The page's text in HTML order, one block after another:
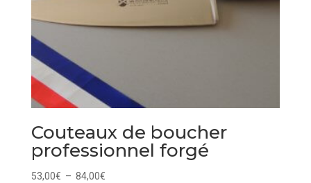
Couteaux de boucher
professionnel forgé
53,00€ – 84,00€Plage